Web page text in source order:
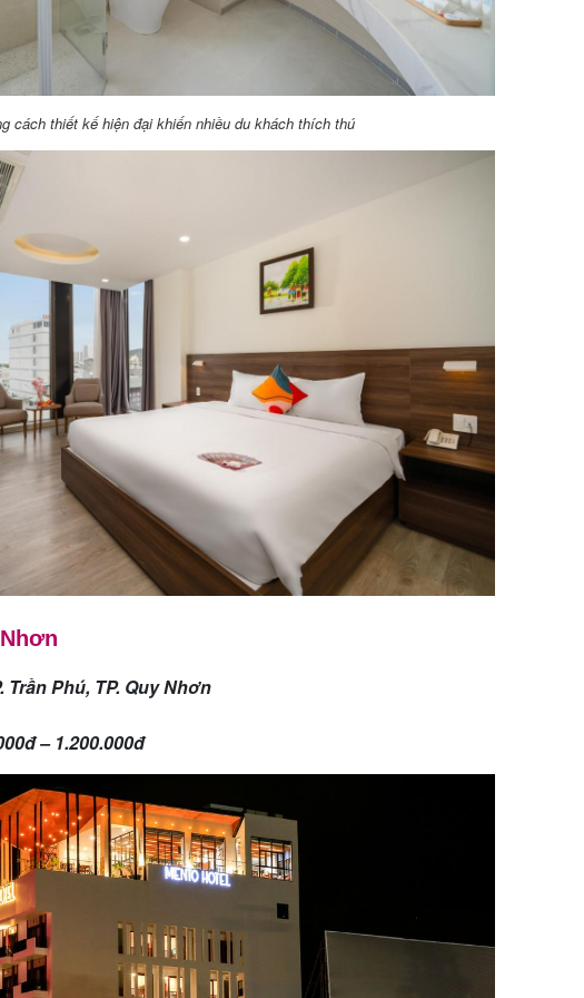
cách thiết kế hiện đại khiến nhiều du khách thích thú
Phú, TP. Quy Nhơn
– 1.200.000đ